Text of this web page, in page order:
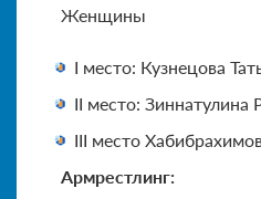
Женщины
I место: Кузнецова
II место: Зиннатулина
III место
Армрестлинг: